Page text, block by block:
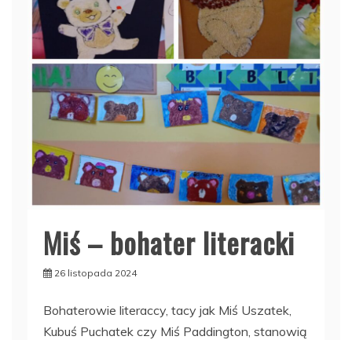
Miś – bohater literacki
26 listopada 2024
Bohaterowie literaccy, tacy jak Miś Uszatek,
Kubuś Puchatek czy Miś Paddington, stanowią